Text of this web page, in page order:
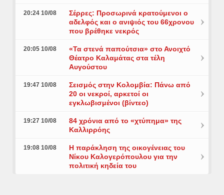
20:24 10/08
Σέρρες: Προσωρινά κρατούμενοι ο
αδελφός και ο ανιψιός του 66χρονου
που βρέθηκε νεκρός
20:05 10/08
«Τα στενά παπούτσια» στο Ανοιχτό
Θέατρο Καλαμάτας στα τέλη
Αυγούστου
19:47 10/08
Σεισμός στην Κολομβία: Πάνω από
20 οι νεκροί, αρκετοί οι
εγκλωβισμένοι (βίντεο)
19:27 10/08
84 χρόνια από το «χτύπημα» της
Καλλιρρόης
19:08 10/08
Η παράκληση της οικογένειας του
Νίκου Καλογερόπουλου για την
πολιτική κηδεία του